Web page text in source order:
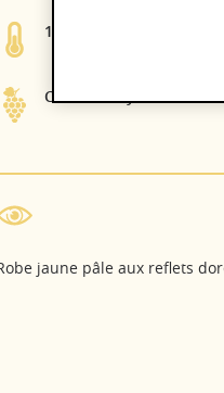
13,00%
Chardonnay
jaune pâle aux reflets